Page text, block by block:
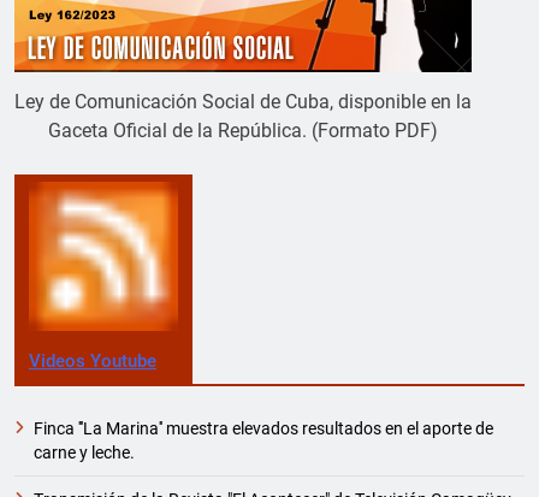
Ley de Comunicación Social de Cuba, disponible en la
Gaceta Oficial de la República. (Formato PDF)
Videos Youtube
Finca '''La Marina'' muestra elevados resultados en el aporte de
carne y leche.